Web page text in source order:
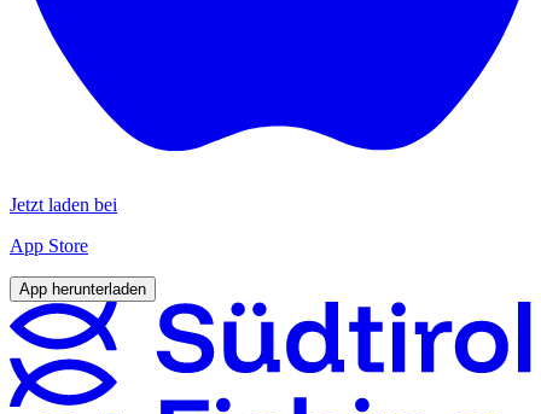
Jetzt laden bei
App Store
App herunterladen